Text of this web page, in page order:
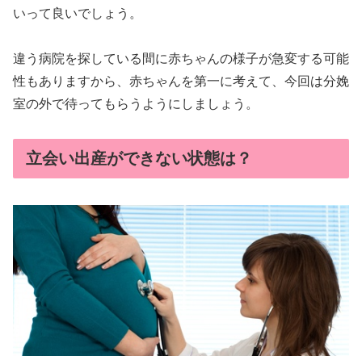
いって良いでしょう。
違う病院を探している間に赤ちゃんの様子が急変する可能
性もありますから、赤ちゃんを第一に考えて、今回は分娩
室の外で待ってもらうようにしましょう。
立会い出産ができない状態は？